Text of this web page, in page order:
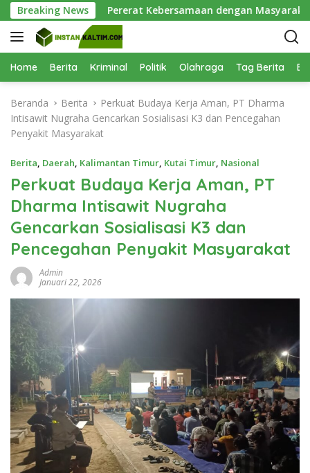
a
g
u
Breaking NewsPererat Kebersamaan dengan Masyarakat, Brigif
Home Berita Kriminal Politik Olahraga Tag Berita
Beranda Berita
Perkuat Budaya Kerja Aman, PT Dharma
Intisawit Nugraha Gencarkan Sosialisasi K3 dan Pencegahan
Penyakit Masyarakat
Berita, Daerah, Kalimantan Timur, Kutai Timur, Nasional
Perkuat Budaya Kerja Aman, PT
Dharma Intisawit Nugraha
Gencarkan Sosialisasi K3 dan
Pencegahan Penyakit Masyarakat
Admin
Januari 22, 2026